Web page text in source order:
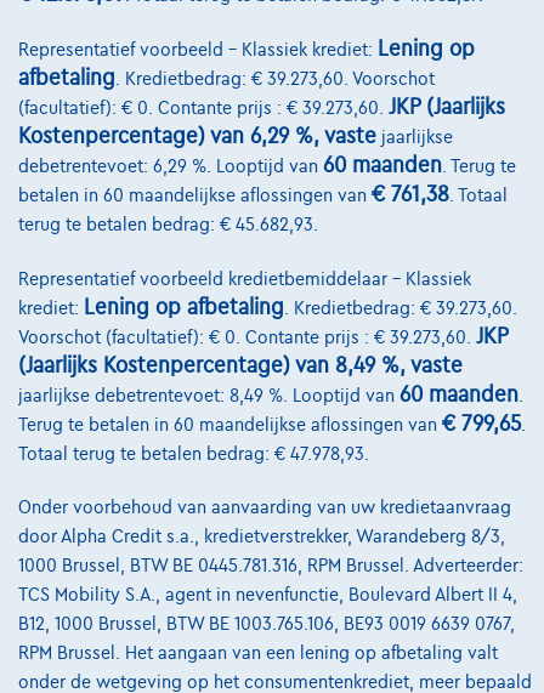
Citroen C4 X
1.2 T 100 You | GPS by App De Citroën C4 X 1.2 T 100 You combineert
06/2024
23.905 km Benzine Manueel 74 kW ( 99 PK )
€15.495 1 ✓BTW aftrekbaar
Vanaf€233,97/maandmet een laatste
Representatief voorbeeld – Klassiek krediet: Lening op
afbetaling . Kredietbedrag: € 39.273,60. Voorschot
(facultatief): € 0. Contante prijs : € 39.273,60. JKP (Jaarlijks
Kostenpercentage) van 6,29 %, vaste jaarlijkse
debetrentevoet: 6,29 %. Looptijd van 60 maanden . Terug te
betalen in 60 maandelijkse aflossingen van € 761,38 . Totaal
terug te betalen bedrag: € 45.682,93.
Representatief voorbeeld kredietbemiddelaar – Klassiek
krediet: Lening op afbetaling . Kredietbedrag: € 39.273,60.
Voorschot (facultatief): € 0. Contante prijs : € 39.273,60. JKP
(Jaarlijks Kostenpercentage) van 8,49 %, vaste
jaarlijkse debetrentevoet: 8,49 %. Looptijd van 60 maanden
Terug te betalen in 60 maandelijkse aflossingen van € 799,65.
Totaal terug te betalen bedrag: € 47.978,93.
Onder voorbehoud van aanvaarding van uw kredietaanvraag
door Alpha Credit s.a., kredietverstrekker, Warandeberg 8/3,
1000 Brussel, BTW BE 0445.781.316, RPM Brussel. Adverteerder:
TCS Mobility S.A., agent in nevenfunctie, Boulevard Albert II 4,
B12, 1000 Brussel, BTW BE 1003.765.106, BE93 0019 6639 0767,
RPM Brussel. Het aangaan van een lening op afbetaling valt
onder de wetgeving op het consumentenkrediet, meer bepaald